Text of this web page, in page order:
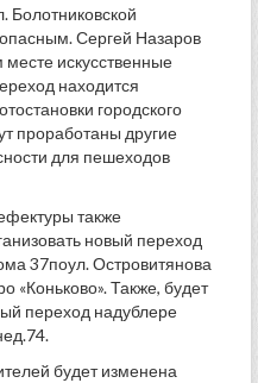
Болотниковской
Сергей Назаров
месте искусственные
находится
городского
проработаны другие
для пешеходов
также
новый переход
37поул. Островитянова
«Коньково». Также, будет
переход надублере
будет изменена